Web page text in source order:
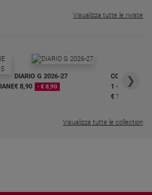
Visualizza tutte le riviste
DIARIO G 2026-27
€ 8,90
- € 8,90
COLLANA
1 - 2
€ 18,50
❯
Visualizza tutte le collection